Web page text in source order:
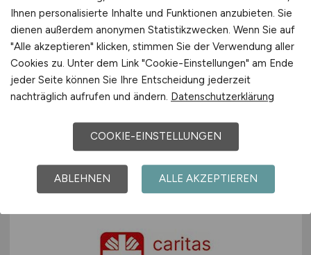
Pflegehelfer*in(m/w/d)im
Sebastian-Dani-Alten- und
Pflegeheim
Caritasverband für die Stadt Bonn e. V.
vor 6 Tagen
Ihnen personalisierte Inhalte und Funktionen anzubieten. Sie
dienen außerdem anonymen Statistikzwecken. Wenn Sie auf
"Alle akzeptieren" klicken, stimmen Sie der Verwendung aller
Cookies zu. Unter dem Link "Cookie-Einstellungen" am Ende
jeder Seite können Sie Ihre Entscheidung jederzeit
nachträglich aufrufen und ändern. Datenschutzerklärung
COOKIE-EINSTELLUNGEN
ABLEHNEN ALLE AKZEPTIEREN